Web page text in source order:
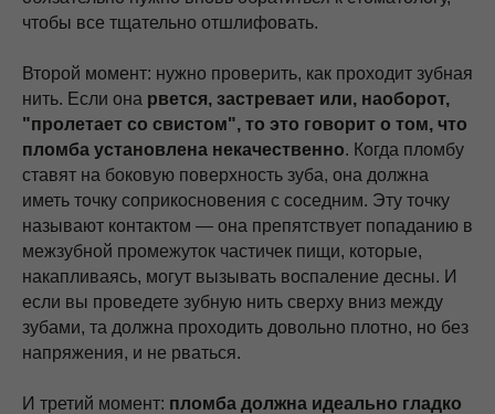
чтобы все тщательно отшлифовать.
Второй момент: нужно проверить, как проходит зубная
нить. Если она рвется, застревает или, наоборот,
"пролетает со свистом", то это говорит о том, что
пломба установлена некачественно. Когда пломбу
ставят на боковую поверхность зуба, она должна
иметь точку соприкосновения с соседним. Эту точку
называют контактом — она препятствует попаданию в
межзубной промежуток частичек пищи, которые,
накапливаясь, могут вызывать воспаление десны. И
если вы проведете зубную нить сверху вниз между
зубами, та должна проходить довольно плотно, но без
напряжения, и не рваться.
И третий момент: пломба должна идеально гладко